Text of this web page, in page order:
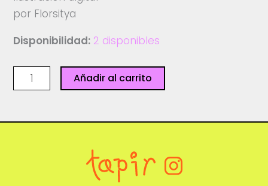
por Florsitya
Disponibilidad: 2 disponibles
Postal
-
cantidad
Añadir al carrito